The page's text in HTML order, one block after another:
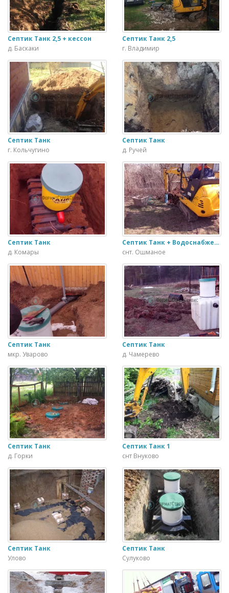
Септик Танк 2,5 + кессон
д. Баскаки
Септик Танк 2,5
г. Владимир
Септик Танк
г. Кольчугино
Септик Танк
д. Ручей
Септик Танк
д. Комары
Септик Танк + Водоснабжение
снт. Ошманое
Септик Танк
мкр. Уварово
Септик Танк
д. Чамерево
Септик Танк
д. Горки
Септик Танк 1
снт Внуково
Септик Танк
Улово
Септик Танк
Сулуково